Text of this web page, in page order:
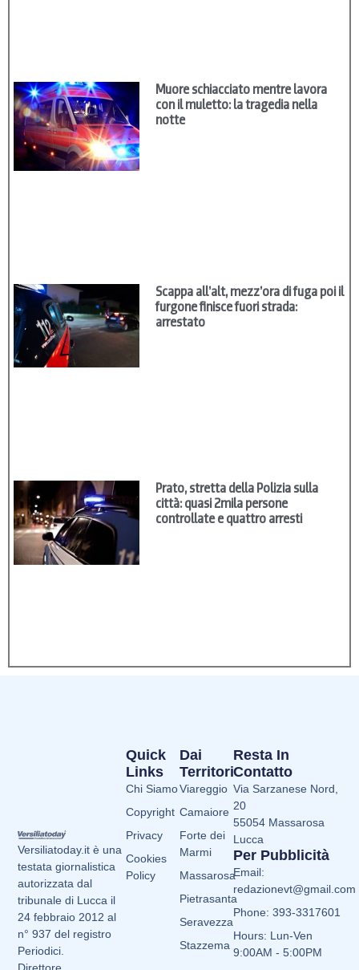
Muore schiacciato mentre lavora
con il muletto: la tragedia nella
notte
Scappa all’alt, mezz’ora di fuga poi il
furgone finisce fuori strada:
arrestato
Prato, stretta della Polizia sulla
città: quasi 2mila persone
controllate e quattro arresti
Versiliatoday.it è una
testata giornalistica
autorizzata dal
tribunale di Lucca il
24 febbraio 2012 al
n° 937 del registro
Periodici.
Dai
Territori
Viareggio
Camaiore
Forte dei
Marmi
Massarosa
Pietrasanta
Seravezza
Stazzema
Quick
Links
Chi Siamo
Copyright
Privacy
Cookies
Policy
Resta In
Contatto
Via Sarzanese Nord,
20
55054 Massarosa
Lucca
Per Pubblicità
Email:
redazionevt@gmail.com
Phone: 393-3317601
Hours: Lun-Ven
9:00AM - 5:00PM